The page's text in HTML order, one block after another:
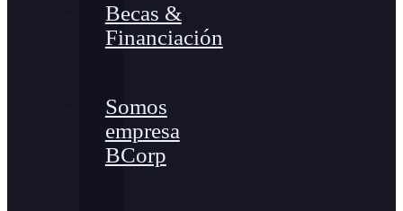
Becas &
Financiación
Somos
empresa
BCorp